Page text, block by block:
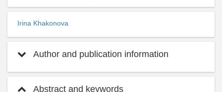
Irina Khakonova
Author and publication information
Abstract and keywords